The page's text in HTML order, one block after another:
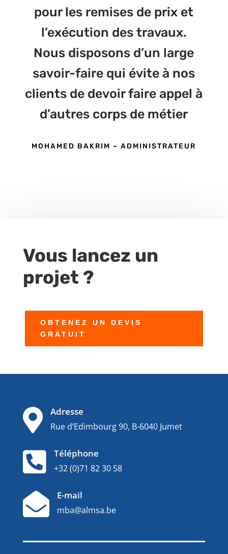
pour les remises de prix et
l’exécution des travaux.
Nous disposons d’un large
savoir-faire qui évite à nos
clients de devoir faire appel à
d’autres corps de métier
MOHAMED BAKRIM – ADMINISTRATEUR
Vous lancez un
projet ?
OBTENEZ UN DEVIS
GRATUIT
 Adresse
Rue d’Edimbourg 90, B-6040 Jumet
 Téléphone
+32 (0)71 82 30 58
 E-mail
mba@almsa.be